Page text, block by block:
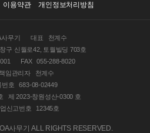
이용약관 개인정보처리방침
사무기 대표
천계수
구 신월로42, 토월빌딩 703호
FAX
055-288-8020
임관리자
천계수
번호
683-08-02449
제 2023-창원성산-0300 호
신고번호
12345호
사무기 ALL RIGHTS RESERVED.